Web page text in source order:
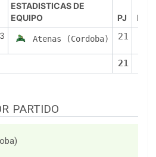
ESTADISTICAS DE
EQUIPO
PJ
PTS
Atenas (Cordoba) 21
21
PARTIDO